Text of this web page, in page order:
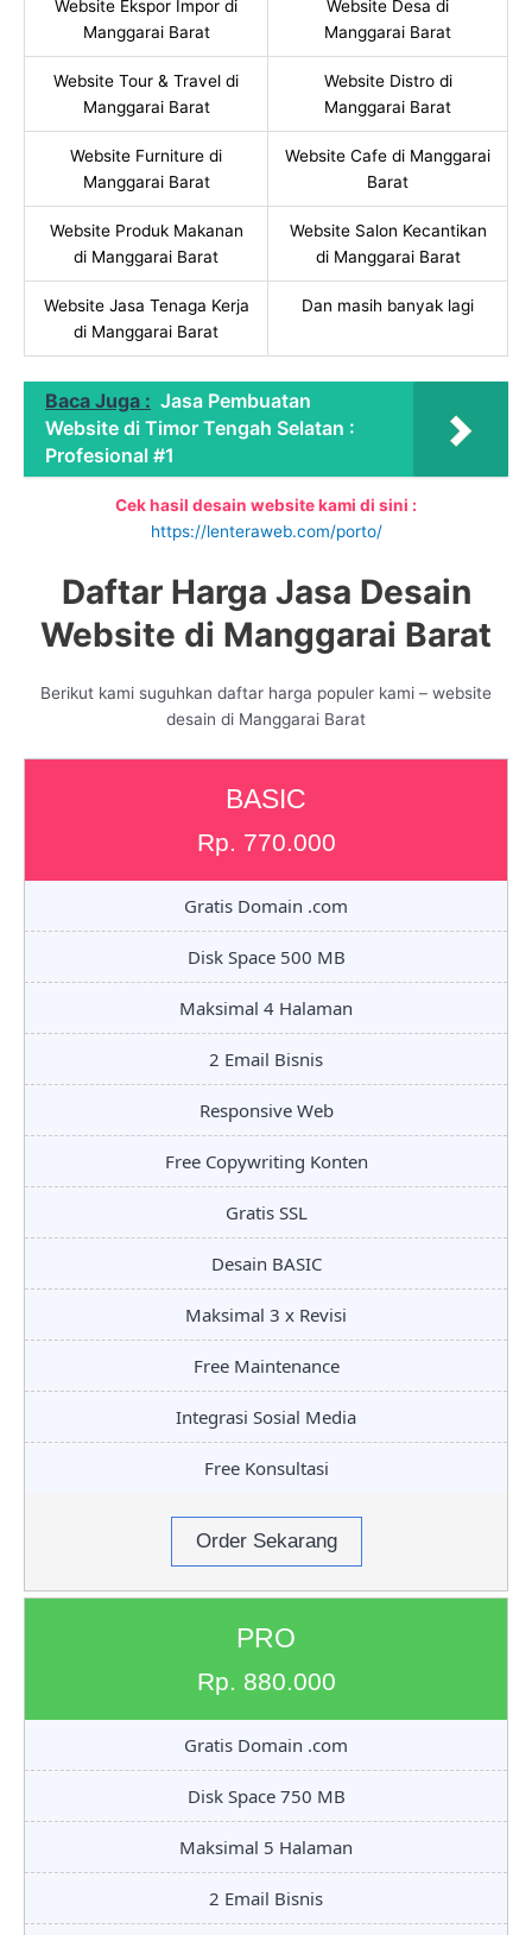
Website Ekspor Impor di
Manggarai Barat
Website Desa di
Manggarai Barat
Website Tour & Travel di
Manggarai Barat
Website Distro di
Manggarai Barat
Website Furniture di
Manggarai Barat
Website Cafe di Manggarai
Barat
Website Produk Makanan
di Manggarai Barat
Website Salon Kecantikan
di Manggarai Barat
Website Jasa Tenaga Kerja
di Manggarai Barat
Dan masih banyak lagi
Baca Juga : Jasa Pembuatan
Website di Timor Tengah Selatan :
Profesional #1
Cek hasil desain website kami di sini :
https://lenteraweb.com/porto/
Daftar Harga Jasa Desain
Website di Manggarai Barat
Berikut kami suguhkan daftar harga populer kami – website
desain di Manggarai Barat
BASIC
Rp. 770.000
Gratis Domain .com
Disk Space 500 MB
Maksimal 4 Halaman
2 Email Bisnis
Responsive Web
Free Copywriting Konten
Gratis SSL
Desain BASIC
Maksimal 3 x Revisi
Free Maintenance
Integrasi Sosial Media
Free Konsultasi
Order Sekarang
PRO
Rp. 880.000
Gratis Domain .com
Disk Space 750 MB
Maksimal 5 Halaman
2 Email Bisnis